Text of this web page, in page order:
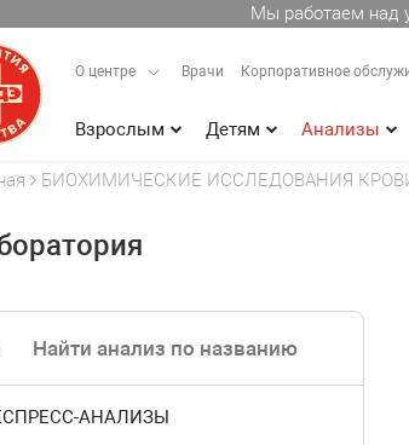
Мы работаем над
О центре Врачи Корпоративное
Взрослым Детям Анализы
БИОХИМИЧЕСКИЕ ИССЛЕДОВАНИЯ
АНАЛИЗЫ